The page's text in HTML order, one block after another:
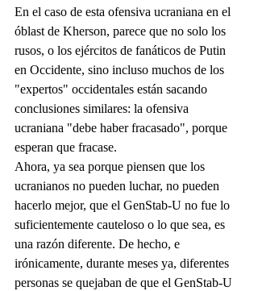
En el caso de esta ofensiva ucraniana en el
óblast de Kherson, parece que no solo los
rusos, o los ejércitos de fanáticos de Putin
en Occidente, sino incluso muchos de los
"expertos" occidentales están sacando
conclusiones similares: la ofensiva
ucraniana "debe haber fracasado", porque
esperan que fracase.
Ahora, ya sea porque piensen que los
ucranianos no pueden luchar, no pueden
hacerlo mejor, que el GenStab-U no fue lo
suficientemente cauteloso o lo que sea, es
una razón diferente. De hecho, e
irónicamente, durante meses ya, diferentes
personas se quejaban de que el GenStab-U